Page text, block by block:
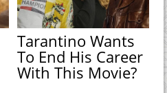
Tarantino Wants
To End His Career
With This Movie?